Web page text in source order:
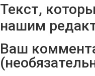
Текст,
нашим
Ваш